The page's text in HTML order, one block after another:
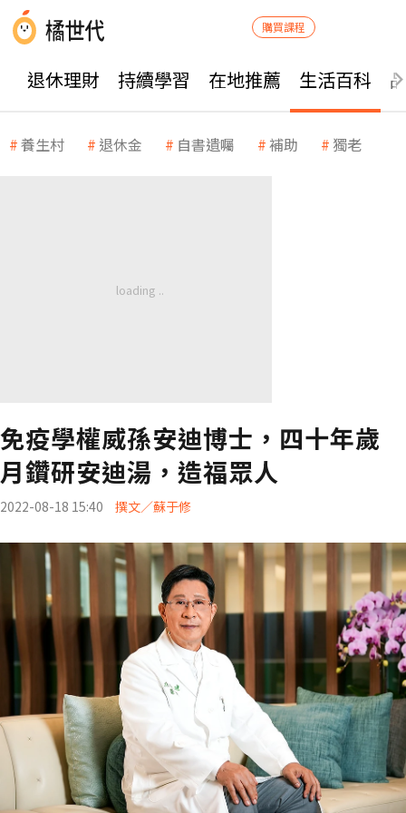
購買課程
退休理財 持續學習 在地推薦 生活百科
養生村 退休金 自書遺囑 補助 獨老
免疫學權威孫安迪博士，四十年歲
月鑽研安迪湯，造福眾人
2022-08-18 15:40 撰文／蘇于修